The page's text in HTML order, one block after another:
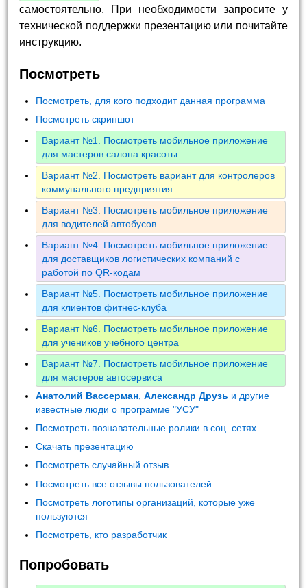
самостоятельно. При необходимости запросите у
технической поддержки презентацию или почитайте
инструкцию.
Посмотреть
Посмотреть, для кого подходит данная программа
Посмотреть скриншот
Вариант №1. Посмотреть мобильное приложение
для мастеров салона красоты
Вариант №2. Посмотреть вариант для контролеров
коммунального предприятия
Вариант №3. Посмотреть мобильное приложение
для водителей автобусов
Вариант №4. Посмотреть мобильное приложение
для доставщиков логистических компаний с
работой по QR-кодам
Вариант №5. Посмотреть мобильное приложение
для клиентов фитнес-клуба
Вариант №6. Посмотреть мобильное приложение
для учеников учебного центра
Вариант №7. Посмотреть мобильное приложение
для мастеров автосервиса
Анатолий Вассерман ,Александр Друзь и другие
известные люди о программе "УСУ"
Посмотреть познавательные ролики в соц. сетях
Скачать презентацию
Посмотреть случайный отзыв
Посмотреть все отзывы пользователей
Посмотреть логотипы организаций, которые уже
пользуются
Посмотреть, кто разработчик
Попробовать